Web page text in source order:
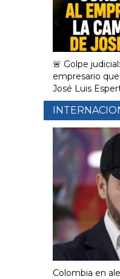
🚨 Golpe
empresario
José Luis
Colombia en